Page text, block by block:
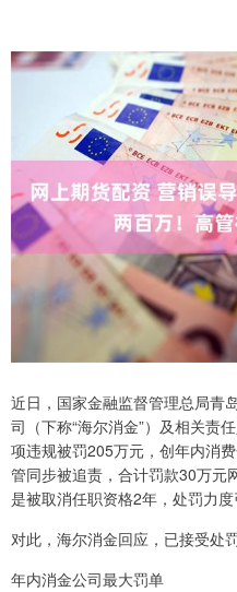
近日，国家金融监督管理总局青
司（下称“海尔消金”）及相关责
项违规被罚205万元，创年内消
管同步被追责，合计罚款30万元
是被取消任职资格2年，处罚力度
对此，海尔消金回应，已接受处
年内消金公司最大罚单